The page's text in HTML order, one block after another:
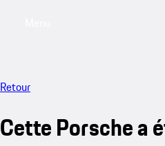
Retour
Cette Porsche a